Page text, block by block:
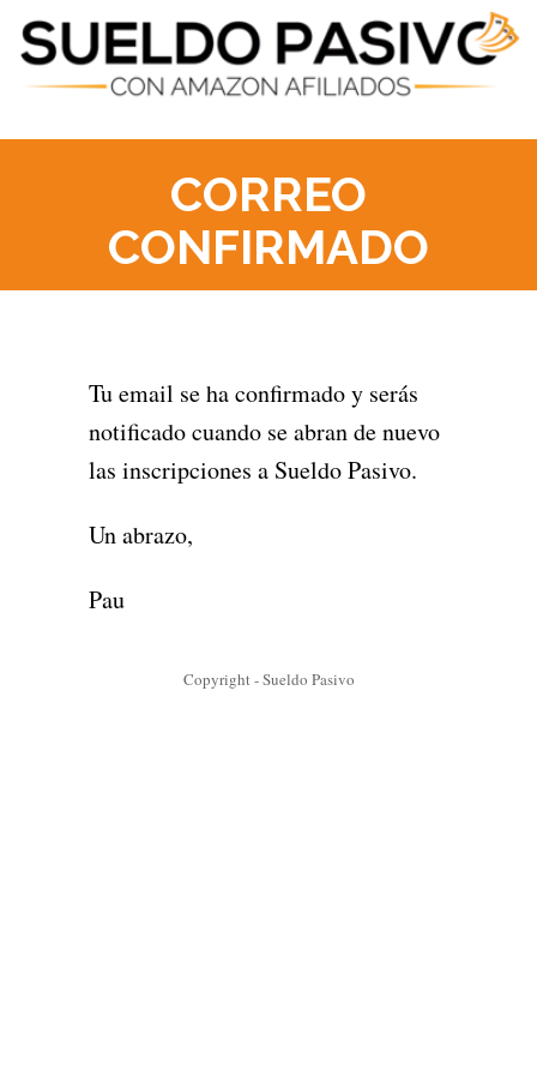
CORREO
CONFIRMADO
Tu email se ha confirmado y serás
notificado cuando se abran de nuevo
las inscripciones a Sueldo Pasivo.
Un abrazo,
Pau
Copyright - Sueldo Pasivo